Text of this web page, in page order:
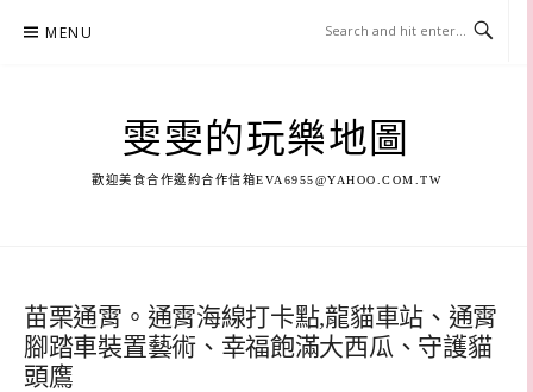
MENU
雯雯的玩樂地圖
歡迎美食合作邀約合作信箱EVA6955@YAHOO.COM.TW
苗栗通霄。通霄海線打卡點,龍貓車站、通霄
腳踏車裝置藝術、幸福飽滿大西瓜、守護貓
頭鷹